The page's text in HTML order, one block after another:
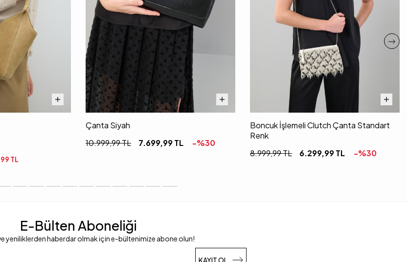
TL
Çanta Siyah
10.999,99TL 7.699,99TL -%30
Boncuk İşlemeli Clutch Çanta Standart
Renk
8.999,99TL 6.299,99TL -%30
E-Bülten Aboneliği
yeniliklerden haberdar olmak için e-bültenimize abone olun!
KAYIT OL